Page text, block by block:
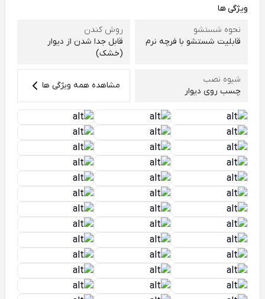
ویژگی ها
نحوه شستشو
قابلیت شستشو با فرچه نرم
روش کندن
قابل جدا شدن از دیوار
(خشک)
شیوه نصب
چسب روی دیوار
مشاهده همه ویژگی ها